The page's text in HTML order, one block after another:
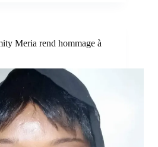
Meria rend hommage à